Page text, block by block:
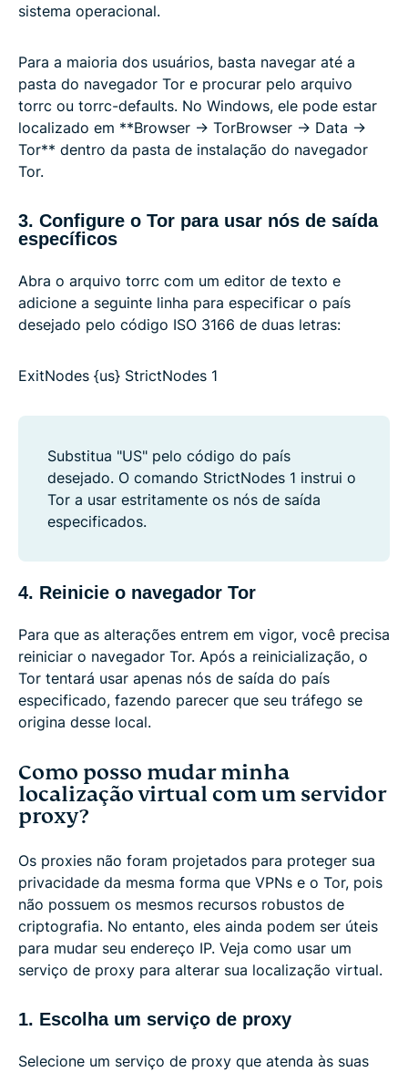
sistema operacional.
Para a maioria dos usuários, basta navegar até a
pasta do navegador Tor e procurar pelo arquivo
torrc ou torrc-defaults. No Windows, ele pode estar
localizado em **Browser -> TorBrowser -> Data ->
Tor** dentro da pasta de instalação do navegador
Tor.
3. Configure o Tor para usar nós de saída
específicos
Abra o arquivo torrc com um editor de texto e
adicione a seguinte linha para especificar o país
desejado pelo código ISO 3166 de duas letras:
ExitNodes {us} StrictNodes 1
Substitua "US" pelo código do país
desejado. O comando StrictNodes 1 instrui o
Tor a usar estritamente os nós de saída
especificados.
4. Reinicie o navegador Tor
Para que as alterações entrem em vigor, você precisa
reiniciar o navegador Tor. Após a reinicialização, o
Tor tentará usar apenas nós de saída do país
especificado, fazendo parecer que seu tráfego se
origina desse local.
Como posso mudar minha
localização virtual com um servidor
proxy?
Os proxies não foram projetados para proteger sua
privacidade da mesma forma que VPNs e o Tor, pois
não possuem os mesmos recursos robustos de
criptografia. No entanto, eles ainda podem ser úteis
para mudar seu endereço IP. Veja como usar um
serviço de proxy para alterar sua localização virtual.
1. Escolha um serviço de proxy
Selecione um serviço de proxy que atenda às suas